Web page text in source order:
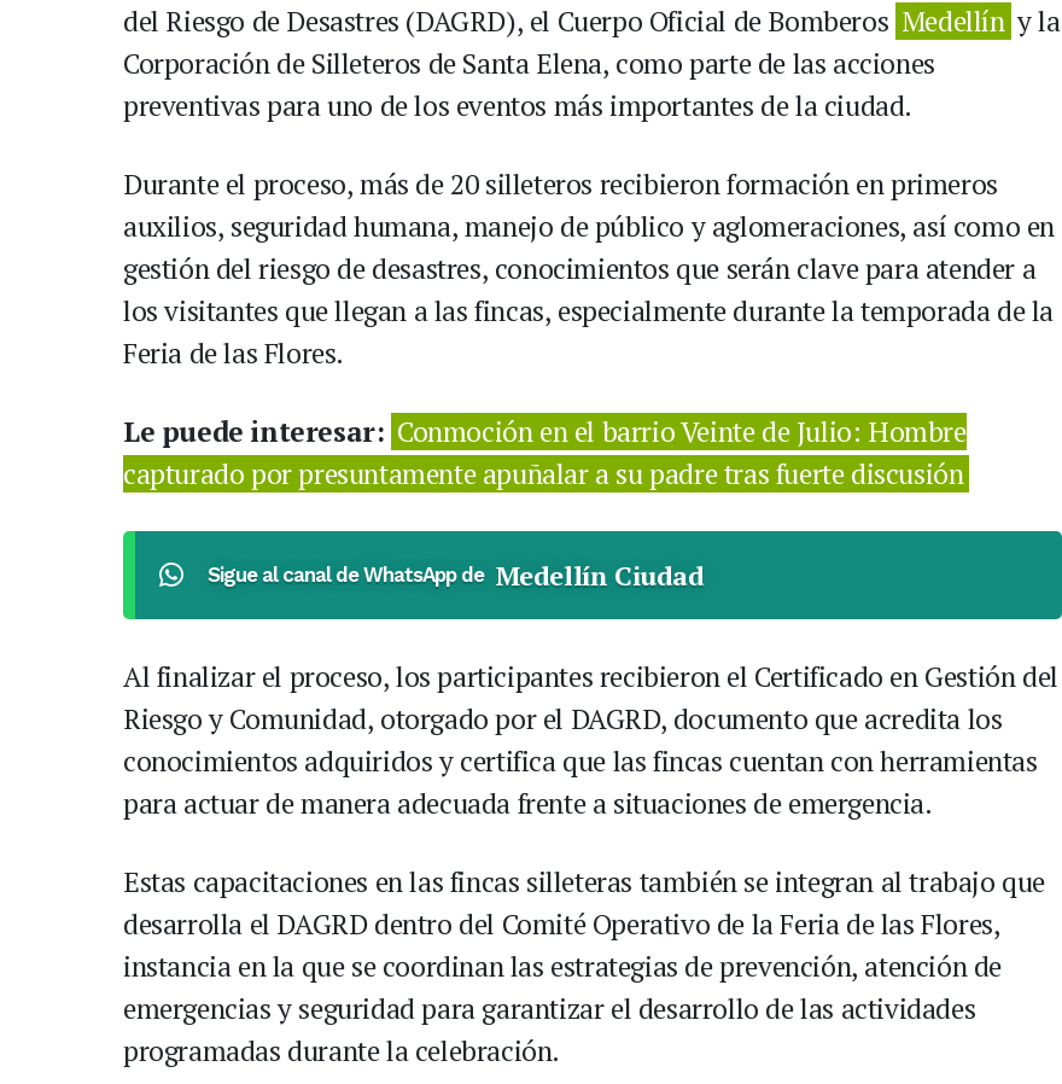
del Riesgo de Desastres (DAGRD), el Cuerpo Oficial de Bomberos Medellín y la
Corporación de Silleteros de Santa Elena, como parte de las acciones
preventivas para uno de los eventos más importantes de la ciudad.
Durante el proceso, más de 20 silleteros recibieron formación en primeros
auxilios, seguridad humana, manejo de público y aglomeraciones, así como en
gestión del riesgo de desastres, conocimientos que serán clave para atender a
los visitantes que llegan a las fincas, especialmente durante la temporada de la
Feria de las Flores.
Le puede interesar: Conmoción en el barrio Veinte de Julio: Hombre
capturado por presuntamente apuñalar a su padre tras fuerte discusión
Sigue al canal de WhatsApp de Medellín Ciudad
Al finalizar el proceso, los participantes recibieron el Certificado en Gestión del
Riesgo y Comunidad, otorgado por el DAGRD, documento que acredita los
conocimientos adquiridos y certifica que las fincas cuentan con herramientas
para actuar de manera adecuada frente a situaciones de emergencia.
Estas capacitaciones en las fincas silleteras también se integran al trabajo que
desarrolla el DAGRD dentro del Comité Operativo de la Feria de las Flores,
instancia en la que se coordinan las estrategias de prevención, atención de
emergencias y seguridad para garantizar el desarrollo de las actividades
programadas durante la celebración.